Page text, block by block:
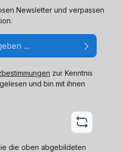
Newsletter und verpassen
zur Kenntnis
gelesen und bin mit ihnen
die oben abgebildeten